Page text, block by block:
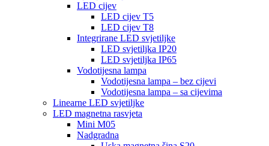
LED cijev
LED cijev T5
LED cijev T8
Integrirane LED svjetiljke
LED svjetiljka IP20
LED svjetiljka IP65
Vodotijesna lampa
Vodotijesna lampa – bez cijevi
Vodotijesna lampa – sa cijevima
Linearne LED svjetiljke
LED magnetna rasvjeta
Mini M05
Nadgradna